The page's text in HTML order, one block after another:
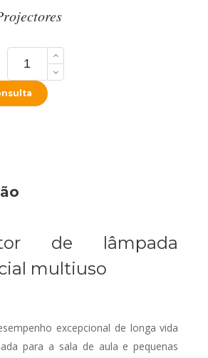
NEC
ME403U
quantity
de lâmpada
multiuso
excepcional de longa vida
para a sala de aula e pequenas